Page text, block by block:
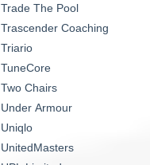
Trade The Pool
Trascender Coaching
Triario
TuneCore
Two Chairs
Under Armour
Uniqlo
UnitedMasters